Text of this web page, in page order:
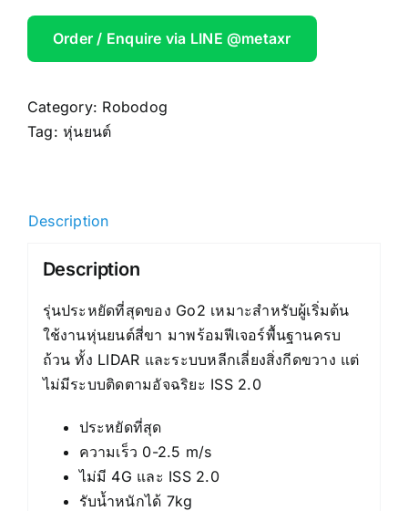
Order / Enquire via LINE @metaxr
Category: Robodog
Tag:หุ่นยนต์
Description
Description
รุ่นประหยัดที่สุดของ Go2 เหมาะสำหรับผู้เริ่มต้น
ใช้งานหุ่นยนต์สี่ขา มาพร้อมฟีเจอร์พื้นฐานครบ
ถ้วน ทั้ง LIDAR และระบบหลีกเลี่ยงสิ่งกีดขวาง แต่
ไม่มีระบบติดตามอัจฉริยะ ISS 2.0
ประหยัดที่สุด
ความเร็ว 0-2.5 m/s
ไม่มี 4G และ ISS 2.0
รับน้ำหนักได้ 7kg